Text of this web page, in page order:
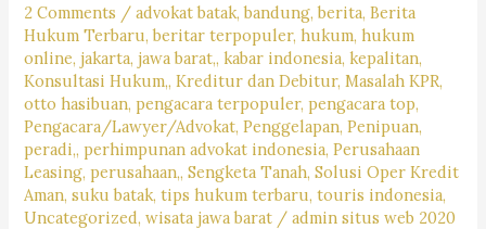
2 Comments /advokat batak,bandung,berita,Berita
Hukum Terbaru,beritar terpopuler,hukum,hukum
online,jakarta,jawa barat,,kabar indonesia,kepalitan,
Konsultasi Hukum,,Kreditur dan Debitur,Masalah KPR,
otto hasibuan,pengacara terpopuler,pengacara top,
Pengacara/Lawyer/Advokat,Penggelapan,Penipuan,
peradi,,perhimpunan advokat indonesia,Perusahaan
Leasing,perusahaan,,Sengketa Tanah,Solusi Oper Kredit
Aman,suku batak,tips hukum terbaru,touris indonesia,
Uncategorized,wisata jawa barat /admin situs web 2020